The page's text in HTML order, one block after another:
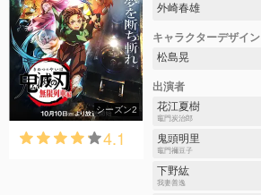
シーズン2
4.1
外崎春雄
キャラクターデザイン
松島晃
出演者
花江夏樹
竈門炭治郎
鬼頭明里
竈門禰󠄀豆子
下野紘
我妻善逸